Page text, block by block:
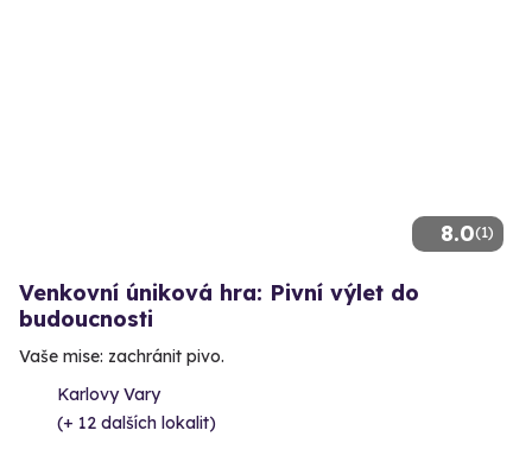
8.0(1)
Venkovní úniková hra: Pivní výlet do
budoucnosti
Vaše mise: zachránit pivo.
Karlovy Vary
(+ 12 dalších lokalit)